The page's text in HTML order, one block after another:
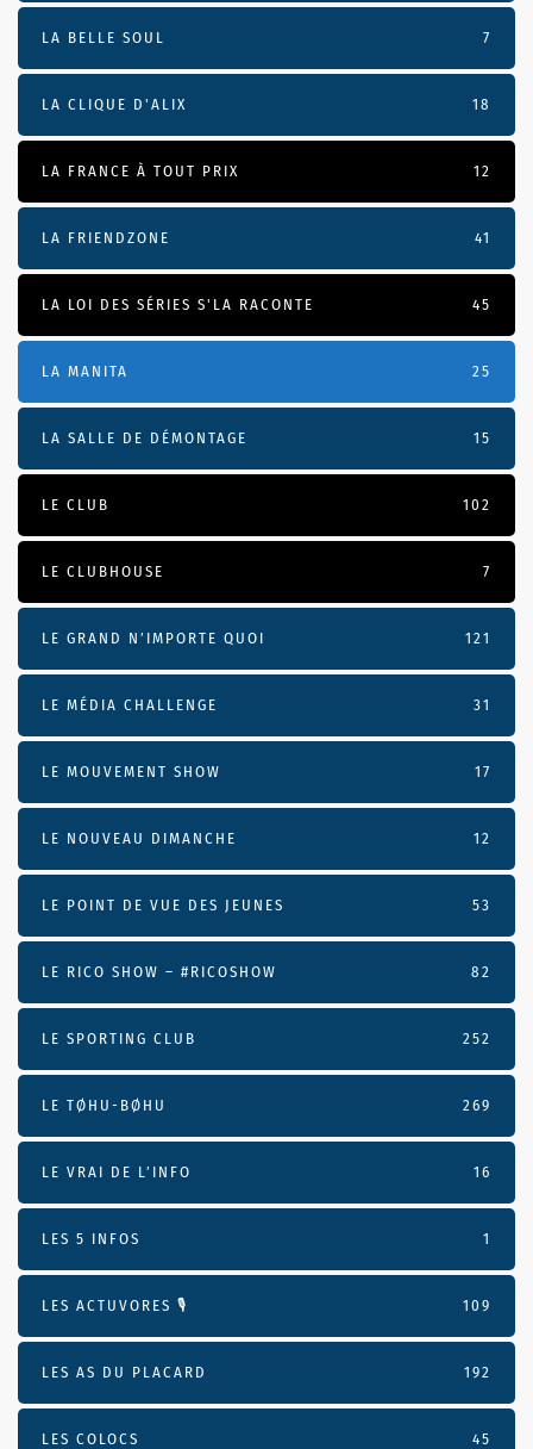
LA BELLE SOUL 7
LA CLIQUE D'ALIX 18
LA FRANCE À TOUT PRIX 12
LA FRIENDZONE 41
LA LOI DES SÉRIES S'LA RACONTE 45
LA MANITA 25
LA SALLE DE DÉMONTAGE 15
LE CLUB 102
LE CLUBHOUSE 7
LE GRAND N’IMPORTE QUOI 121
LE MÉDIA CHALLENGE 31
LE MOUVEMENT SHOW 17
LE NOUVEAU DIMANCHE 12
LE POINT DE VUE DES JEUNES 53
LE RICO SHOW – #RICOSHOW 82
LE SPORTING CLUB 252
LE TØHU-BØHU 269
LE VRAI DE L’INFO 16
LES 5 INFOS 1
LES ACTUVORES 🎙 109
LES AS DU PLACARD 192
LES COLOCS 45